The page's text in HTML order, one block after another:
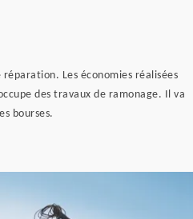
Les économies réalisées
des travaux de ramonage. Il va
bourses.